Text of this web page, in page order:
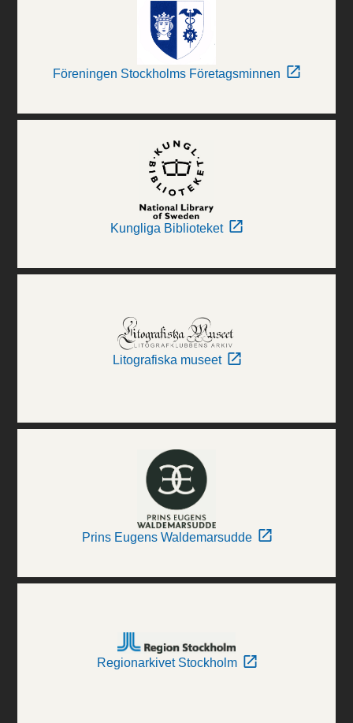
Föreningen Stockholms Företagsminnen
Kungliga Biblioteket
Litografiska museet
Prins Eugens Waldemarsudde
Regionarkivet Stockholm